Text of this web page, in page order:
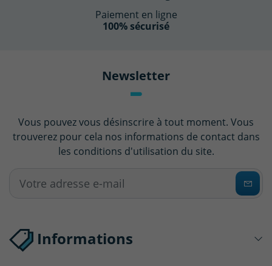
Paiement en ligne
100% sécurisé
Newsletter
Vous pouvez vous désinscrire à tout moment. Vous
trouverez pour cela nos informations de contact dans
les conditions d'utilisation du site.
Informations